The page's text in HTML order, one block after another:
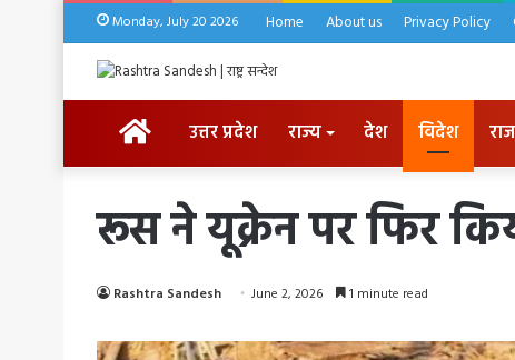
Monday, July 20 2026 Home About us Privacy Policy
HOMEउत्तर प्रदेश राज्य देश विदेश
रूस ने यूक्रेन पर फिर
Rashtra Sandesh June 2, 2026 1 minute read